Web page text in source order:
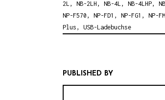
2L, NB-2LH , NB-4L, NB-4LHP,
NP-F570 , NP-FD1 , NP-FG1 , NP-
Plus , USB-Ladebuchse
PUBLISHED BY